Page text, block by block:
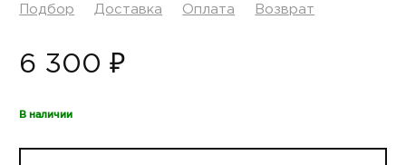
Подбор Доставка Оплата Возврат
6 300 ₽
В наличии